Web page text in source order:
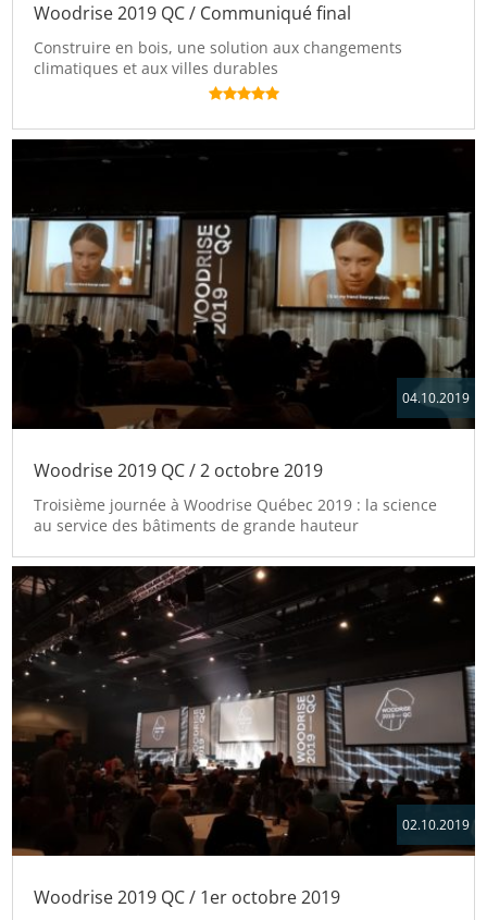
Woodrise 2019 QC / Communiqué final
Construire en bois, une solution aux changements
climatiques et aux villes durables
04.10.2019
Woodrise 2019 QC / 2 octobre 2019
Troisième journée à Woodrise Québec 2019 : la science
au service des bâtiments de grande hauteur
02.10.2019
Woodrise 2019 QC / 1er octobre 2019